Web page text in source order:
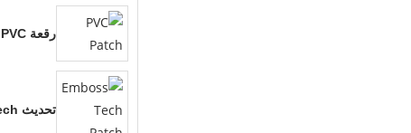
رقعة PVC
تحديث Emboss Tech